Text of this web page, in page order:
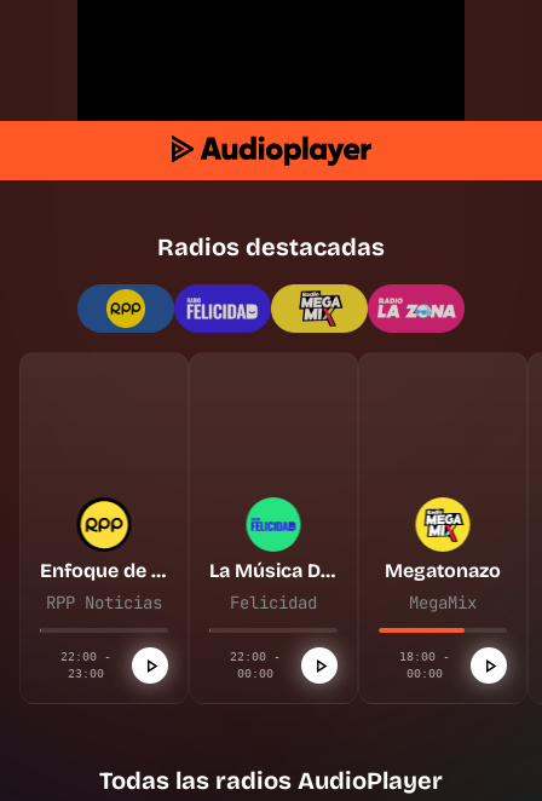
Radios destacadas
Enfoque de los Sábados | Repetición
RPP Noticias
22:00 -
23:00
La Música De Tu Vida
Felicidad
22:00 -
00:00
Megatonazo
MegaMix
18:00 -
00:00
Todas las radios AudioPlayer